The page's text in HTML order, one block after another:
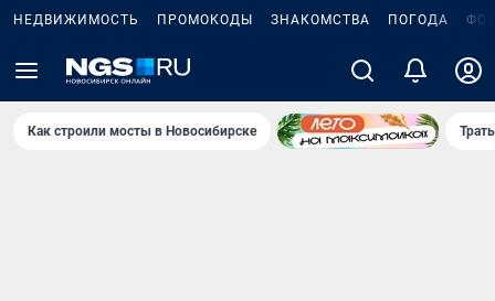
НЕДВИЖИМОСТЬ ПРОМОКОДЫ ЗНАКОМСТВА ПОГОДА
Как строили мосты в Новосибирске